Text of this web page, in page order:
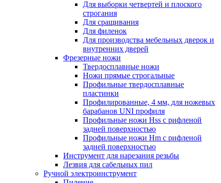
Для выборки четвертей и плоского
строгания
Для сращивания
Для филенок
Для производства мебельных дверок и
внутренних дверей
Фрезерные ножи
Твердосплавные ножи
Ножи прямые строгальные
Профильные твердосплавные
пластинки
Профилированные, 4 мм, для ножевых
барабанов UNI профиля
Профильные ножи Hss с рифленой
задней поверхностью
Профильные ножи Hm с рифленой
задней поверхностью
Инструмент для нарезания резьбы
Лезвия для сабельных пил
Ручной электроинструмент